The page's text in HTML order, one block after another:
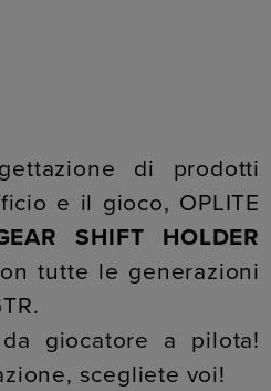
di prodotti
e il gioco, OPLITE
SHIFT HOLDER
tutte le generazioni
giocatore a pilota!
scegliete voi!